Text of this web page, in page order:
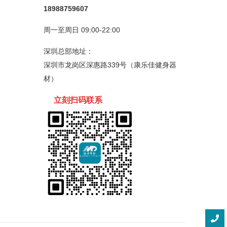
18988759607
周一至周日 09:00-22:00
深圳总部地址：
深圳市龙岗区深惠路339号（康乐佳健身器
材）
立刻扫码联系